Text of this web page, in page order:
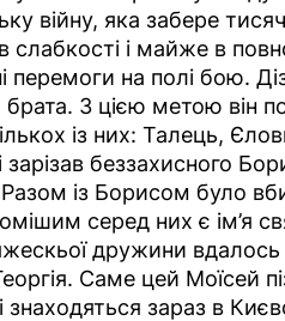
війну, яка забере
і майже в
на полі бою.
З цією метою він
із них: Талець,
зарізав беззахисного
із Борисом було
серед них є ім’я
дружини
Саме цей Моїсей
зараз в